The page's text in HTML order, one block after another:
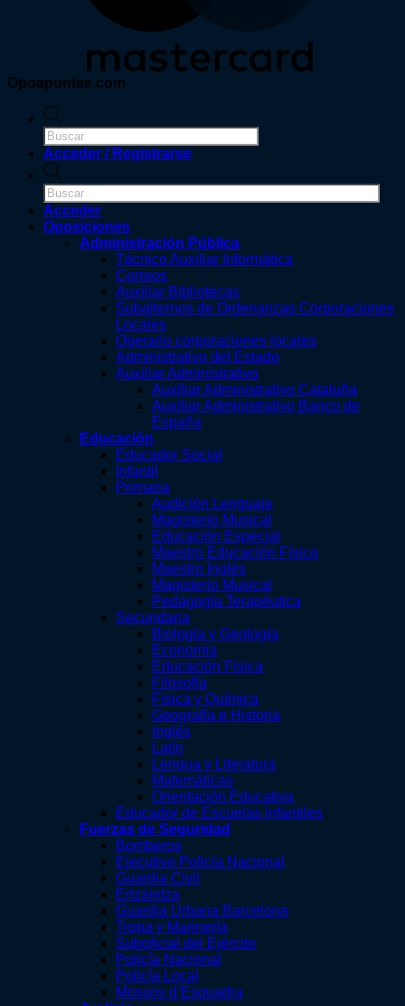
Opoapuntes.com
de
productos
Acceder / Registrarse
de
productos
Acceder
Oposiciones
Administración Pública
Técnico Auxiliar Informática
Correos
Auxiliar Bibliotecas
Subalternos de Ordenanzas Corporaciones
Locales
Operario corporaciones locales
Administrativo del Estado
Auxiliar Administrativo
Auxiliar Administrativo Cataluña
Auxiliar Administrativo Banco de
España
Educación
Educador Social
Infantil
Primaria
Audición Lenguaje
Magisterio Musical
Educación Especial
Maestro Educación Física
Maestro Inglés
Magisterio Musical
Pedagogía Terapéutica
Secundaria
Biología y Geología
Economía
Educación Física
Filosofía
Física y Química
Geografía e Historia
Inglés
Latín
Lengua y Literatura
Matemáticas
Orientación Educativa
Educador de Escuelas Infantiles
Fuerzas de Seguridad
Bomberos
Ejecutivo Policía Nacional
Guardia Civil
Ertzaintza
Guardia Urbana Barcelona
Tropa y Marinería
Suboficial del Ejército
Policía Nacional
Policía Local
Mossos d’Esquadra